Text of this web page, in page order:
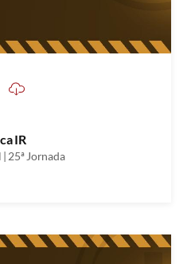
IR
25ª Jornada